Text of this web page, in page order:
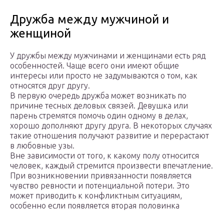
Дружба между мужчиной и
женщиной
У дружбы между мужчинами и женщинами есть ряд
особенностей. Чаще всего они имеют общие
интересы или просто не задумываются о том, как
относятся друг другу.
В первую очередь дружба может возникать по
причине тесных деловых связей. Девушка или
парень стремятся помочь один одному в делах,
хорошо дополняют другу друга. В некоторых случаях
такие отношения получают развитие и перерастают
в любовные узы.
Вне зависимости от того, к какому полу относится
человек, каждый стремится произвести впечатление.
При возникновении привязанности появляется
чувство ревности и потенциальной потери. Это
может приводить к конфликтным ситуациям,
особенно если появляется вторая половинка